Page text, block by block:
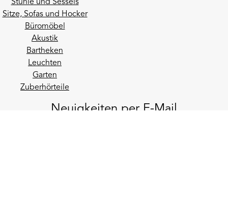
Stühle und Sessels
Sitze, Sofas und Hocker
Büromöbel
Akustik
Bartheken
Leuchten
Garten
Zuberhörteile
Neuigkeiten per E-Mail